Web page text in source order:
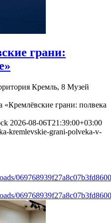
грани:
Кремль, 8 Музей
«Кремлёвские грани: полвека
2026-08-06T21:39:00+03:00
kremlevskie-grani-polveka-v-